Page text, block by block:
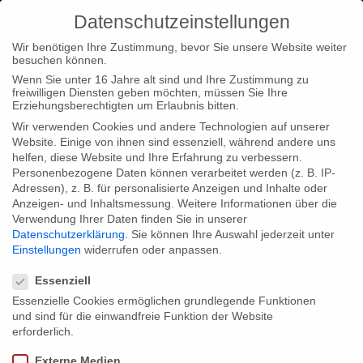
Tags: Abenteuer
Home Tags: Abenteuer
Posted in Typ|News, Typ|Filmnews,Startseite by constanza
13. November 2015
#kunstjagd für Deutschen Reporterpreis
2015 nominiert
Großartige Neuigkeiten für unsere transmediale Spurensuche
Datenschutzeinstellungen
Wir benötigen Ihre Zustimmung, bevor Sie unsere Website weiter
besuchen können.
Wenn Sie unter 16 Jahre alt sind und Ihre Zustimmung zu
freiwilligen Diensten geben möchten, müssen Sie Ihre
Erziehungsberechtigten um Erlaubnis bitten.
Wir verwenden Cookies und andere Technologien auf unserer
Website. Einige von ihnen sind essenziell, während andere uns
helfen, diese Website und Ihre Erfahrung zu verbessern.
Personenbezogene Daten können verarbeitet werden (z. B. IP-
Adressen), z. B. für personalisierte Anzeigen und Inhalte oder
Anzeigen- und Inhaltsmessung. Weitere Informationen über die
Verwendung Ihrer Daten finden Sie in unserer
Datenschutzerklärung
Sie können Ihre Auswahl jederzeit unter
Einstellungen widerrufen oder anpassen.
Essenziell
Essenzielle Cookies ermöglichen grundlegende Funktionen
und sind für die einwandfreie Funktion der Website
erforderlich.